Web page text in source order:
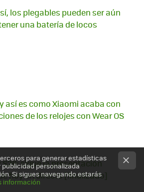
los plegables pueden ser aún
una batería de locos
así es como Xiaomi acaba con
de los relojes con Wear OS
sigue la presentación
hoy en directo [finalizado]
para generar estadísticas
personalizada
Si sigues navegando estarás
información